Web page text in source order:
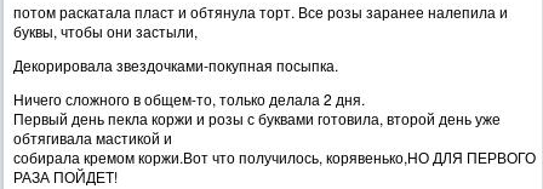
потом раскатала пласт и обтянула торт. Все розы заранее налепила и
буквы, чтобы они застыли,
Декорировала звездочками-покупная посыпка.
Ничего сложного в общем-то, только делала 2 дня.
Первый день пекла коржи и розы с буквами готовила, второй день уже
обтягивала мастикой и
собирала кремом коржи.Вот что получилось, корявенько,НО ДЛЯ ПЕРВОГО
РАЗА ПОЙДЕТ!